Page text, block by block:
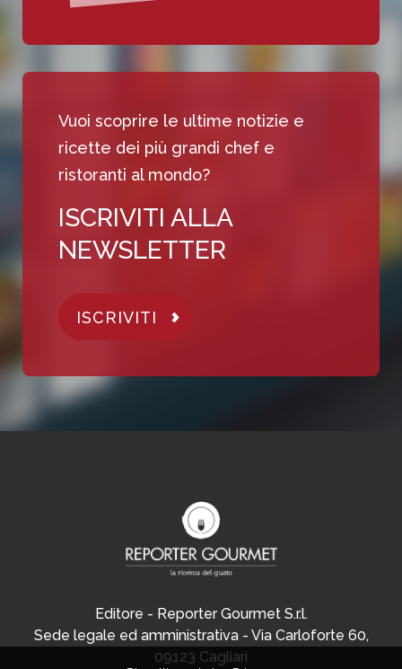
Vuoi scoprire le ultime notizie e
ricette dei più grandi chef e
ristoranti al mondo?
ISCRIVITI ALLA
NEWSLETTER
ISCRIVITI
Editore - Reporter Gourmet S.r.l.
Sede legale ed amministrativa - Via Carloforte 60,
09123 Cagliari